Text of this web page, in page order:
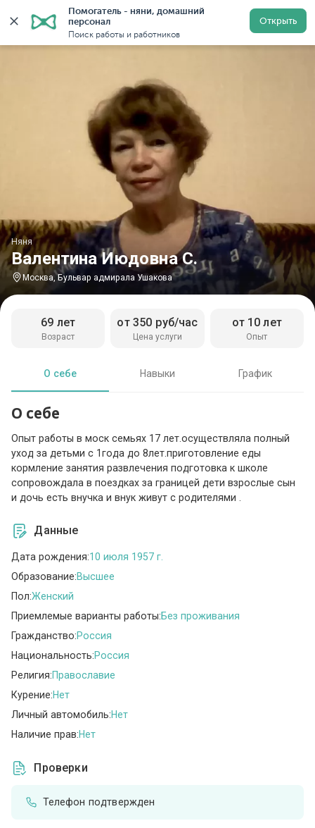
Помогатель - няни, домашний
персонал
Поиск работы и работников
Открыть
Главная Няни Няни в Москве Няни у метро
Валентина Июдовна С.
Няня
Москва, Бульвар адмирала Ушакова
Возраст
69 лет
Цена услуги
от 350 руб/час
Опыт
от 10 лет
О себе Навыки График
О себе
Опыт работы в моск семьях 17 лет.осуществляла полный
уход за детьми с 1года до 8лет.приготовление еды
кормление занятия развлечения подготовка к школе
сопровождала в поездках за границей дети взрослые сын
и дочь есть внучка и внук живут с родителями .
Данные
Дата рождения:10 июля 1957 г.
Образование:Высшее
Пол:Женский
Приемлемые варианты работы:Без проживания
Гражданство:Россия
Национальность:Россия
Религия:Православие
Курение:Нет
Личный автомобиль:Нет
Наличие прав:Нет
Проверки
Телефон подтвержден